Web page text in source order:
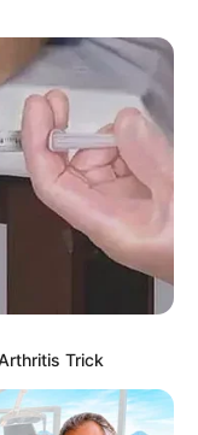
At Any Age
Trick